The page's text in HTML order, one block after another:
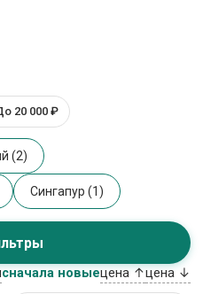
Техника> Услуги
20 000 ₽
(2)
Сингапур (1)
сначала новыецена ↑цена ↓